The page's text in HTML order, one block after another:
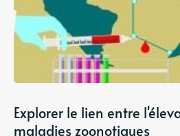
Explorer le lien entre
maladies zoonotiques